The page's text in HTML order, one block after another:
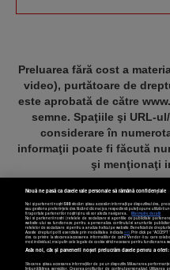
Preluarea fără cost a
video), purtătoare de
este aprobată de către
semne. Spaţiile şi URL-
considerare în
informaţii poate fi făcută
şi menţionaţi
Termeni și condiții
Copyright © 2025
Nouă ne pasă ca datele tale personale să rămână confidențiale
Noi și partenerii noștri589stocăm și/sau accesăm informații pe dispozitivul dvs.,
sau gestiona preferințele dvs. făcând clic mai jos, respectiv vă puteți opune utilizării
fi raportate partenerilor noștri și nu vă vor afecta navigarea.
Mai multe detalii
Noi si partenerii nostri (retelele de socializare si agentiile de publicitate
website-ului sa functioneze, pentru a personaliza continutul si anunturile
retelelor de socializare si pentru a analiza traficul pe website. Beneficiati de
Aceste drepturi pot fi exercitate prin modalitatea indicataaici. Prin click pe
dvs. cu privire la stocarea/accesarea informatiilor de catre Vendor-ii cu care
mod individual, mai putin cele legate de cookie strict necesare pentru functionarea
Atât noi, cât și partenerii noștri prelucrăm datele pentru a oferi:
Stocarea și/sau accesarea informațiilor de pe un dispozitiv. Măsurarea
îmbunătățirea serviciilor. Crearea profilurilor de conținut personalizat. Utilizarea